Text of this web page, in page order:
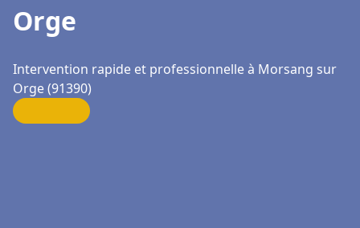
Orge
Intervention rapide et professionnelle à Morsang sur
Orge (91390)